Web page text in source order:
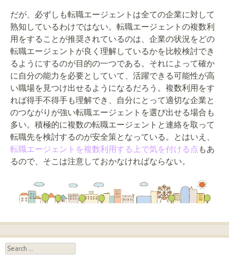
だが、必ずしも転職エージェントは全ての企業に対して
熟知しているわけではない。転職エージェントの複数利
用をすることが推奨されているのは、企業の状況をどの
転職エージェントが良く理解しているかを比較検討でき
るようにするのが目的の一つである。それによって確か
に自分の能力を必要としていて、活躍できる可能性が高
い職場を見つけ出せるようになるだろう。複数利用をす
れば得手不得手も理解でき、自分にとって適切な企業と
のつながりが強い転職エージェントを選び出せる場合も
多い。積極的に複数の転職エージェントと連絡を取って
転職先を検討するのが安全策となっている。とはいえ、
転職エージェントを複数利用する上で気を付ける点 もあ
るので、そこは注意しておかなければならない。
Search